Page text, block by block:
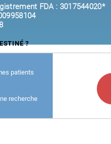
FDA : 3017544020*
?
patients
recherche